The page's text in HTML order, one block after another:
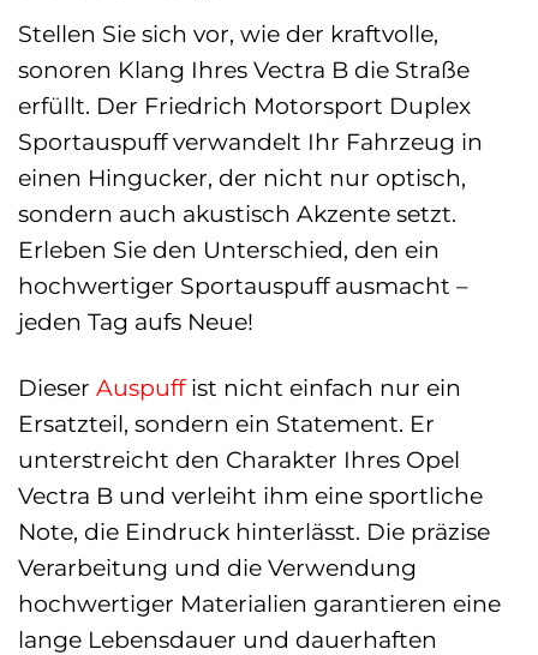
Stellen Sie sich vor, wie der kraftvolle,
sonoren Klang Ihres Vectra B die Straße
erfüllt. Der Friedrich Motorsport Duplex
Sportauspuff verwandelt Ihr Fahrzeug in
einen Hingucker, der nicht nur optisch,
sondern auch akustisch Akzente setzt.
Erleben Sie den Unterschied, den ein
hochwertiger Sportauspuff ausmacht –
jeden Tag aufs Neue!
Dieser Auspuffist nicht einfach nur ein
Ersatzteil, sondern ein Statement. Er
unterstreicht den Charakter Ihres Opel
Vectra B und verleiht ihm eine sportliche
Note, die Eindruck hinterlässt. Die präzise
Verarbeitung und die Verwendung
hochwertiger Materialien garantieren eine
lange Lebensdauer und dauerhaften